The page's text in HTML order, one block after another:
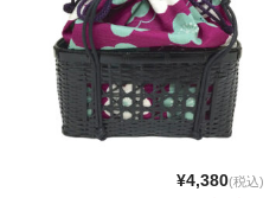
¥4,380(税込)